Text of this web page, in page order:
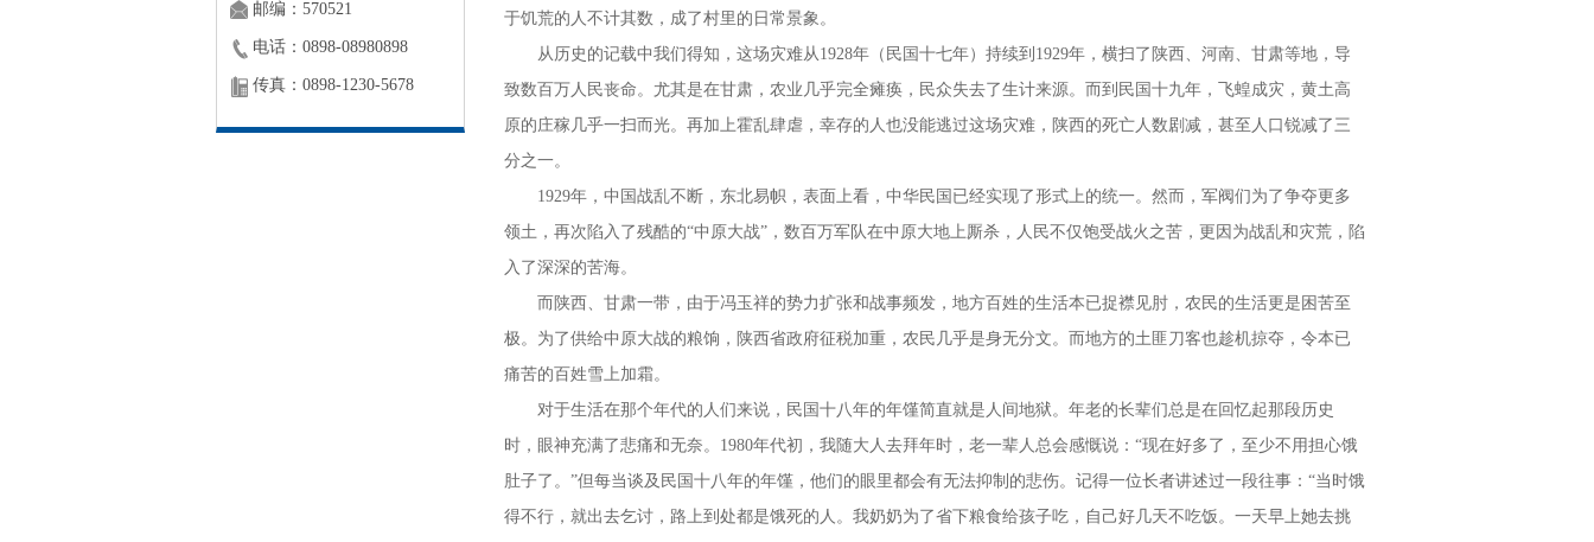
邮编：570521
电话：0898-08980898
传真：0898-1230-5678
于饥荒的人不计其数，成了村里的日常景象。
从历史的记载中我们得知，这场灾难从1928年（民国十七年）持续到1929年，横扫了陕西、河南、甘肃等地，导
致数百万人民丧命。尤其是在甘肃，农业几乎完全瘫痪，民众失去了生计来源。而到民国十九年，飞蝗成灾，黄土高
原的庄稼几乎一扫而光。再加上霍乱肆虐，幸存的人也没能逃过这场灾难，陕西的死亡人数剧减，甚至人口锐减了三
分之一。
1929年，中国战乱不断，东北易帜，表面上看，中华民国已经实现了形式上的统一。然而，军阀们为了争夺更多
领土，再次陷入了残酷的“中原大战”，数百万军队在中原大地上厮杀，人民不仅饱受战火之苦，更因为战乱和灾荒，陷
入了深深的苦海。
而陕西、甘肃一带，由于冯玉祥的势力扩张和战事频发，地方百姓的生活本已捉襟见肘，农民的生活更是困苦至
极。为了供给中原大战的粮饷，陕西省政府征税加重，农民几乎是身无分文。而地方的土匪刀客也趁机掠夺，令本已
痛苦的百姓雪上加霜。
对于生活在那个年代的人们来说，民国十八年的年馑简直就是人间地狱。年老的长辈们总是在回忆起那段历史
时，眼神充满了悲痛和无奈。1980年代初，我随大人去拜年时，老一辈人总会感慨说：“现在好多了，至少不用担心饿
肚子了。”但每当谈及民国十八年的年馑，他们的眼里都会有无法抑制的悲伤。记得一位长者讲述过一段往事：“当时饿
得不行，就出去乞讨，路上到处都是饿死的人。我奶奶为了省下粮食给孩子吃，自己好几天不吃饭。一天早上她去挑